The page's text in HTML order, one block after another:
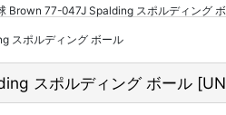
77-047J Spalding スポルディング
スポルディング ボール
スポルディング ボール [